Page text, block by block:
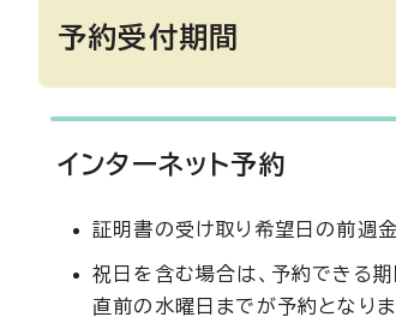
予約受付期間
インターネット予約
証明書の受け取り希望日の前週
祝日を含む場合は、予約できる
直前の水曜日までが予約となりま